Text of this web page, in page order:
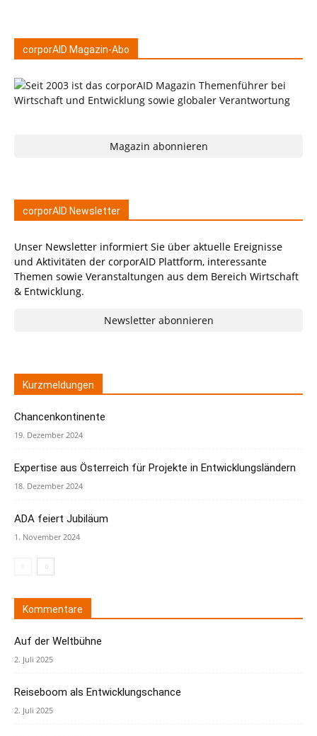
corporAID Magazin-Abo
Magazin abonnieren
corporAID Newsletter
Unser Newsletter informiert Sie über aktuelle Ereignisse
und Aktivitäten der corporAID Plattform, interessante
Themen sowie Veranstaltungen aus dem Bereich Wirtschaft
& Entwicklung.
Newsletter abonnieren
Kurzmeldungen
Chancenkontinente
19. Dezember 2024
Expertise aus Österreich für Projekte in Entwicklungsländern
18. Dezember 2024
ADA feiert Jubiläum
1. November 2024
Kommentare
Auf der Weltbühne
2. Juli 2025
Reiseboom als Entwicklungschance
2. Juli 2025